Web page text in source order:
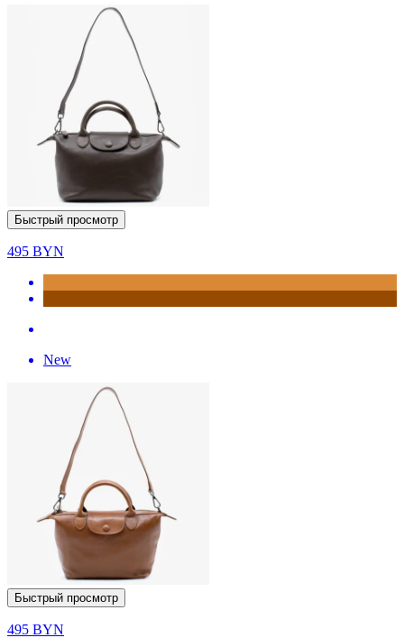
Быстрый просмотр
495 BYN
New
Быстрый просмотр
495 BYN